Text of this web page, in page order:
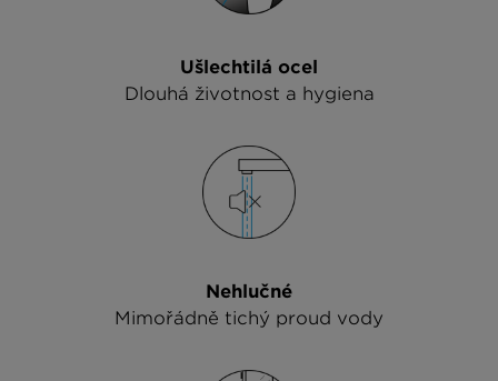
Ušlechtilá ocel
Dlouhá životnost a hygiena
Nehlučné
Mimořádně tichý proud vody